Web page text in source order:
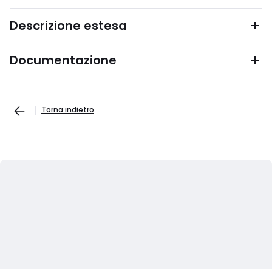
Descrizione estesa
Documentazione
Torna indietro